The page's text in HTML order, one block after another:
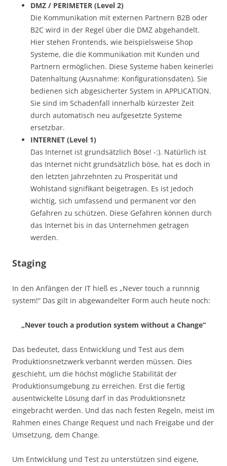
DMZ / PERIMETER (Level 2)
Die Kommunikation mit externen Partnern B2B oder
B2C wird in der Regel über die DMZ abgehandelt.
Hier stehen Frontends, wie beispielsweise Shop
Systeme, die die Kommunikation mit Kunden und
Partnern ermöglichen. Diese Systeme haben keinerlei
Datenhaltung (Ausnahme: Konfigurationsdaten). Sie
bedienen sich abgesicherter System in APPLICATION.
Sie sind im Schadenfall innerhalb kürzester Zeit
durch automatisch neu aufgesetzte Systeme
ersetzbar.
INTERNET (Level 1)
Das Internet ist grundsätzlich Böse! -:). Natürlich ist
das Internet nicht grundsätzlich böse, hat es doch in
den letzten Jahrzehnten zu Prosperität und
Wohlstand signifikant beigetragen. Es ist jedoch
wichtig, sich umfassend und permanent vor den
Gefahren zu schützen. Diese Gefahren können durch
das Internet bis in das Unternehmen getragen
werden.
Staging
In den Anfängen der IT hieß es „Never touch a runnnig
system!“ Das gilt in abgewandelter Form auch heute noch:
„Never touch a prodution system without a Change“
Das bedeutet, dass Entwicklung und Test aus dem
Produktionsnetzwerk verbannt werden müssen. Dies
geschieht, um die höchst mögliche Stabilität der
Produktionsumgebung zu erreichen. Erst die fertig
ausentwickelte Lösung darf in das Produktionsnetz
eingebracht werden. Und das nach festen Regeln, meist im
Rahmen eines Change Request und nach Freigabe und der
Umsetzung, dem Change.
Um Entwicklung und Test zu unterstützen sind eigene,